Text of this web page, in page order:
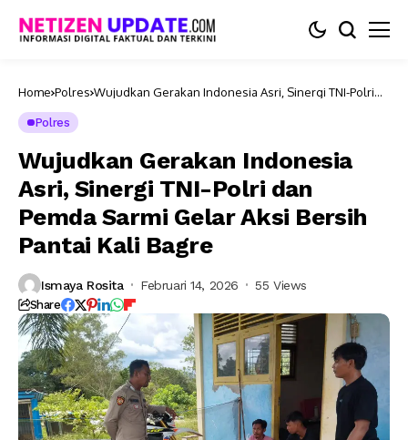
Home Polres Wujudkan Gerakan Indonesia Asri, Sinergi TNI-Polri
Polres
Wujudkan Gerakan Indonesia
Asri, Sinergi TNI-Polri dan
Pemda Sarmi Gelar Aksi Bersih
Pantai Kali Bagre
Ismaya Rosita Februari 14, 2026 55 Views
Share